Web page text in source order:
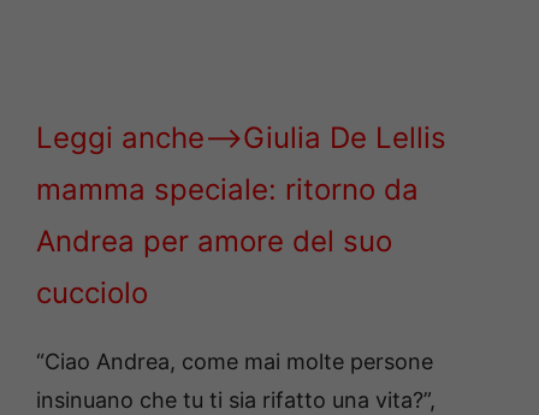
Leggi anche–>Giulia De Lellis
mamma speciale: ritorno da
Andrea per amore del suo
cucciolo
“Ciao Andrea, come mai molte persone
insinuano che tu ti sia rifatto una vita?”,